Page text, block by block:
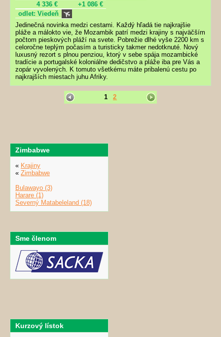
4 336 €
+1 086 €
odlet: Viedeň
Jedinečná novinka medzi cestami. Každý hľadá tie najkrajšie
pláže a málokto vie, že Mozambik patrí medzi krajiny s najväčším
počtom pieskových pláží na svete. Pobrežie dlhé vyše 2200 km s
celoročne teplým počasím a turisticky takmer nedotknuté. Nový
luxusný rezort s plnou penziou, ktorý v sebe spája mozambické
tradície a portugalské koloniálne dedičstvo a pláže iba pre Vás a
zopár vyvolených. K tomuto všetkému máte pribalenú cestu po
najkrajších miestach juhu Afriky.
1 2
Zimbabwe
« Krajiny
« Zimbabwe
Bulawayo (3)
Harare (1)
Severný Matabeleland (18)
Sme členom
Kurzový lístok